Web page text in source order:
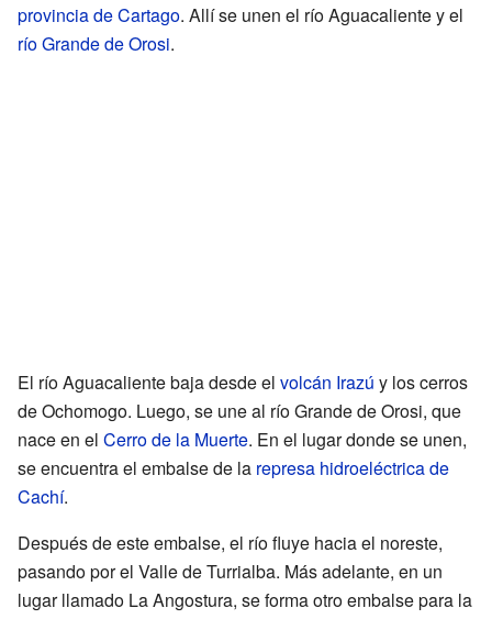
provincia de Cartago. Allí se unen el río Aguacaliente y el
río Grande de Orosi.
El río Aguacaliente baja desde el volcán Irazú y los cerros
de Ochomogo. Luego, se une al río Grande de Orosi, que
nace en el Cerro de la Muerte. En el lugar donde se unen,
se encuentra el embalse de la represa hidroeléctrica de
Cachí.
Después de este embalse, el río fluye hacia el noreste,
pasando por el Valle de Turrialba. Más adelante, en un
lugar llamado La Angostura, se forma otro embalse para la